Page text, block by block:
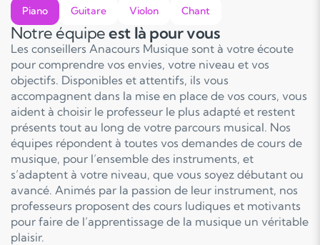
Piano Guitare Violon Chant
Notre équipeest là pour vous
Les conseillers Anacours Musique sont à votre écoute
pour comprendre vos envies, votre niveau et vos
objectifs. Disponibles et attentifs, ils vous
accompagnent dans la mise en place de vos cours, vous
aident à choisir le professeur le plus adapté et restent
présents tout au long de votre parcours musical. Nos
équipes répondent à toutes vos demandes de cours de
musique, pour l’ensemble des instruments, et
s’adaptent à votre niveau, que vous soyez débutant ou
avancé. Animés par la passion de leur instrument, nos
professeurs proposent des cours ludiques et motivants
pour faire de l’apprentissage de la musique un véritable
plaisir.